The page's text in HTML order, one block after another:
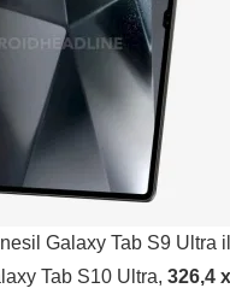
Galaxy Tab S9
Tab S10 Ultra, 326,4